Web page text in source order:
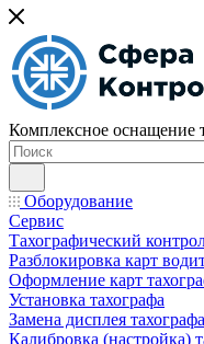
Комплексное оснащение
Оборудование
Сервис
Тахографический
Разблокировка карт
Оформление карт
Установка тахографа
Замена дисплея тахографа
Калибровка (настройка)